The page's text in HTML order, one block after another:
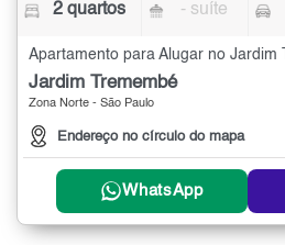
2 quartos - suíte
Jardim Tremembé
Zona Norte - São Paulo
Endereço no círculo do mapa
WhatsApp